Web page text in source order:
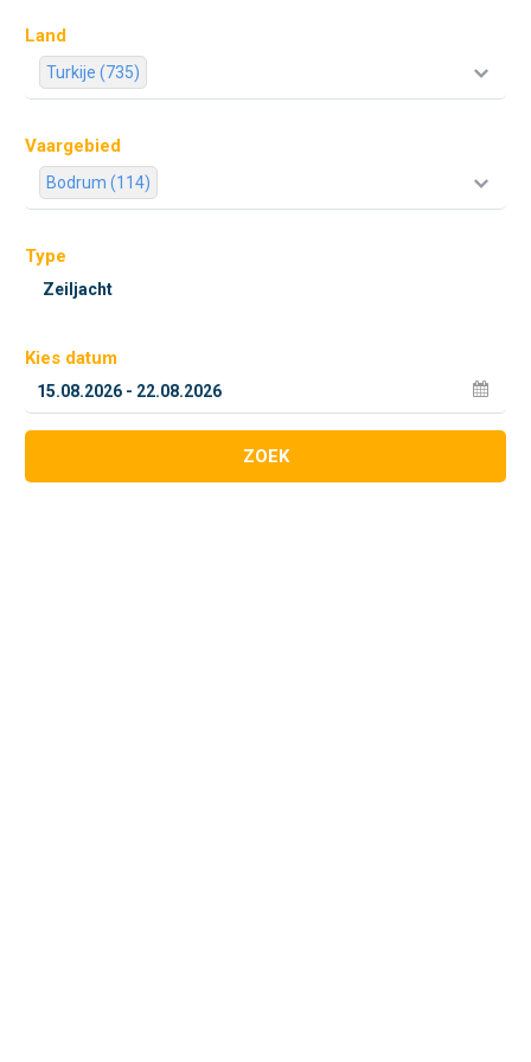
Land
Turkije (735)
Vaargebied
Bodrum (114)
Type
Kies datum
ZOEK